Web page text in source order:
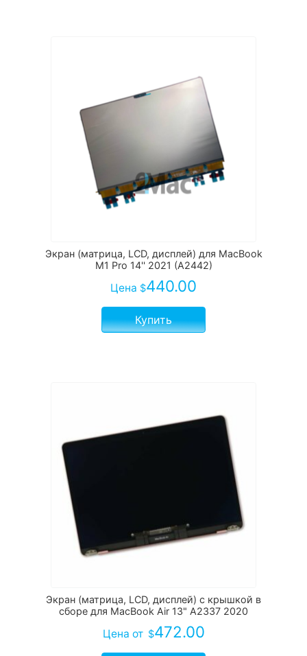
Экран (матрица, LCD, дисплей) для MacBook
M1 Pro 14'' 2021 (A2442)
Цена $440.00
Купить
Экран (матрица, LCD, дисплей) с крышкой в
сборе для MacBook Air 13" A2337 2020
Цена от $472.00